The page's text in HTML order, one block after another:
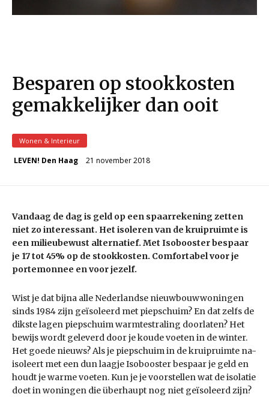
Besparen op stookkosten
gemakkelijker dan ooit
Wonen & Interieur
LEVEN! Den Haag 21 november 2018
Vandaag de dag is geld op een spaarrekening zetten
niet zo interessant. Het isoleren van de kruipruimte is
een milieubewust alternatief. Met Isobooster bespaar
je 17 tot 45% op de stookkosten. Comfortabel voor je
portemonnee en voor jezelf.
Wist je dat bijna alle Nederlandse nieuwbouwwoningen
sinds 1984 zijn geïsoleerd met piepschuim? En dat zelfs de
dikste lagen piepschuim warmtestraling doorlaten? Het
bewijs wordt geleverd door je koude voeten in de winter.
Het goede nieuws? Als je piepschuim in de kruipruimte na-
isoleert met een dun laagje Isobooster bespaar je geld en
houdt je warme voeten. Kun je je voorstellen wat de isolatie
doet in woningen die überhaupt nog niet geïsoleerd zijn?